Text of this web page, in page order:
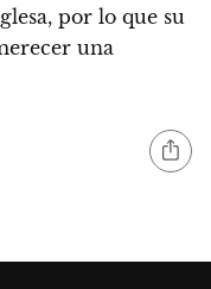
por lo que su
una